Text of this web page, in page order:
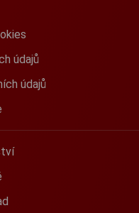
údajů
údajů